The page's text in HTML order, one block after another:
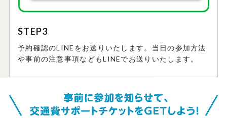
STEP3
予約確認のLINEをお送りいたします。当日の参加方法
や事前の注意事項などもLINEでお送りいたします。